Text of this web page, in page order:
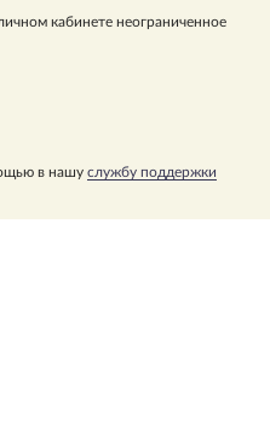
кабинете неограниченное
в нашу службу поддержки